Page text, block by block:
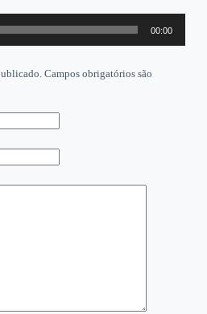
00:00
Campos obrigatórios são